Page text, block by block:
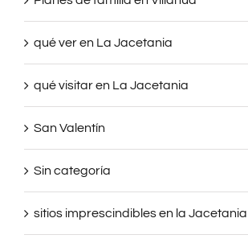
Planes de familia en Villanúa
qué ver en La Jacetania
qué visitar en La Jacetania
San Valentín
Sin categoría
sitios imprescindibles en la Jacetania